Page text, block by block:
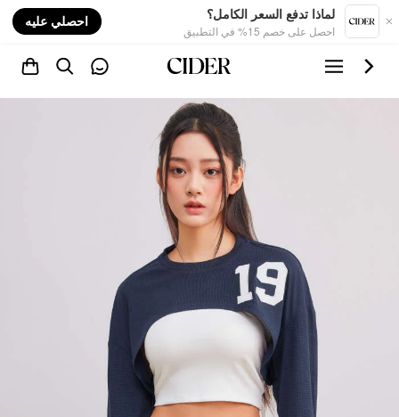
لماذا تدفع السعر الكامل؟
احصل على خصم 15% في التطبيق
احصلي عليه